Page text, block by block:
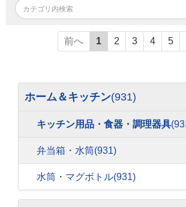
前へ 1 2 3 4 5
ホーム＆キッチン(931)
キッチン用品・食器・調理器具
弁当箱・水筒(931)
水筒・マグボトル(931)